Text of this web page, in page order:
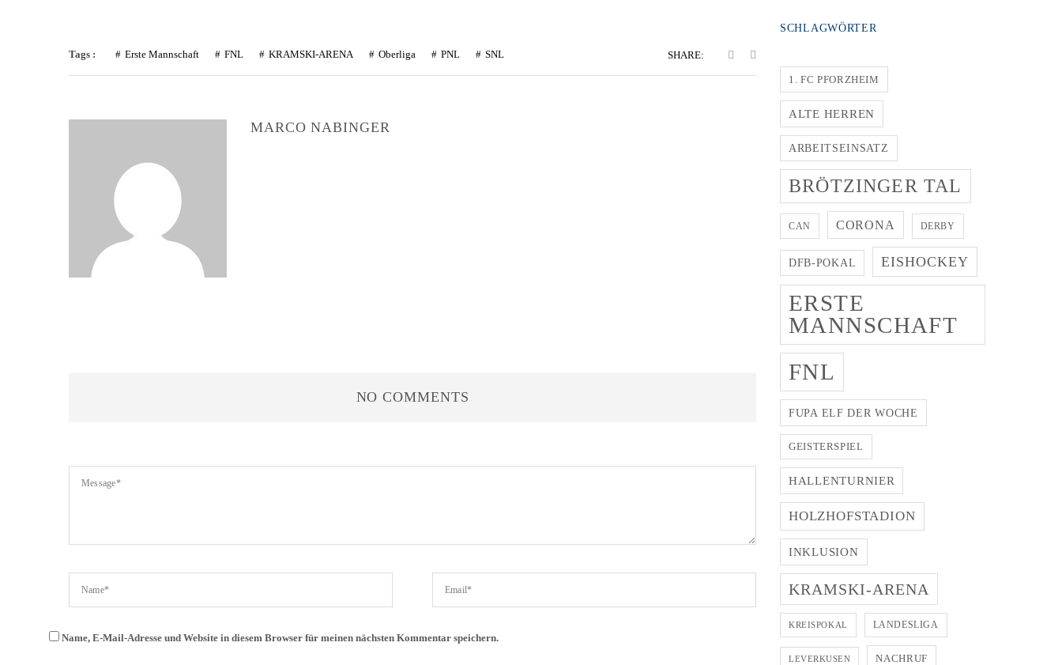
Tags : Erste Mannschaft FNL KRAMSKI-ARENA Oberliga PNL SNL SHARE:
MARCO NABINGER
NO COMMENTS
Name, E-Mail-Adresse und Website in diesem Browser für meinen nächsten Kommentar speichern.
SCHLAGWÖRTER
1. FC PFORZHEIM
ALTE HERREN
ARBEITSEINSATZ
BRÖTZINGER TAL
CAN CORONA DERBY
DFB-POKAL EISHOCKEY
ERSTE
MANNSCHAFT
FNL
FUPA ELF DER WOCHE
GEISTERSPIEL
HALLENTURNIER
HOLZHOFSTADION
INKLUSION
KRAMSKI-ARENA
KREISPOKAL LANDESLIGA
LEVERKUSEN NACHRUF